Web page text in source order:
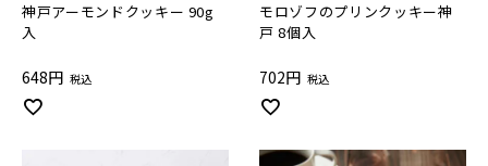
神戸アーモンドクッキー 90g
入
648 税込
モロゾフのプリンクッキー神
戸 8個入
702 税込